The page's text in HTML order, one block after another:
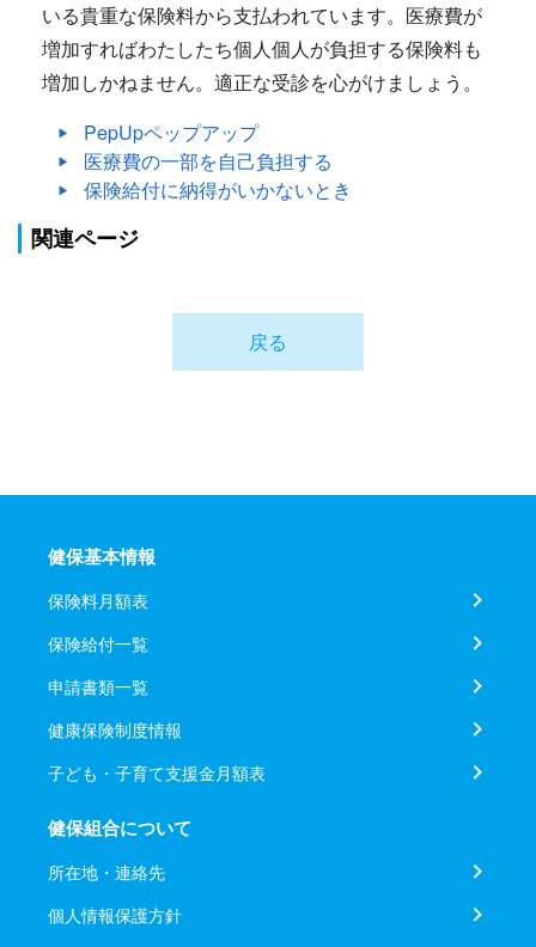
いる貴重な保険料から支払われています。医療費が
増加すればわたしたち個人個人が負担する保険料も
増加しかねません。適正な受診を心がけましょう。
PepUpペップアップ
医療費の一部を自己負担する
保険給付に納得がいかないとき
関連ページ
戻る
健保基本情報
保険料月額表
保険給付一覧
申請書類一覧
健康保険制度情報
子ども・子育て支援金月額表
健保組合について
所在地・連絡先
個人情報保護方針